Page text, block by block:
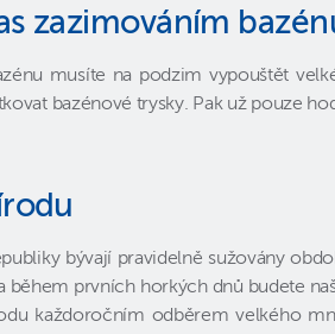
zazimováním
musíte na podzim vypouštět
bazénové trysky. Pak už pouze
bývají pravidelně sužovány
během prvních horkých dnů budete
každoročním odběrem velkého